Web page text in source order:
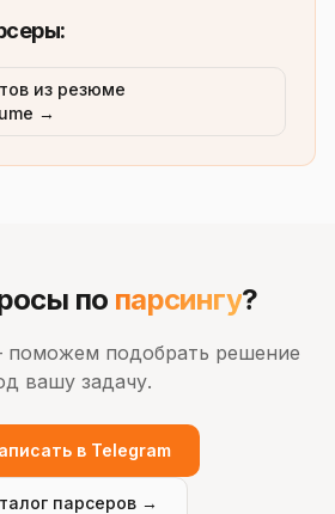
из резюме
→
по парсингу?
подобрать решение
вашу задачу.
в Telegram
парсеров →